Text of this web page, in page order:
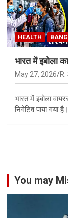
HEALTH
भारत में इबोला
May 27, 2026
भारत में इबोला
निगेटिव पाया गया
You may